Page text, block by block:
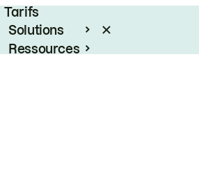
Tarifs
Solutions
Ressources